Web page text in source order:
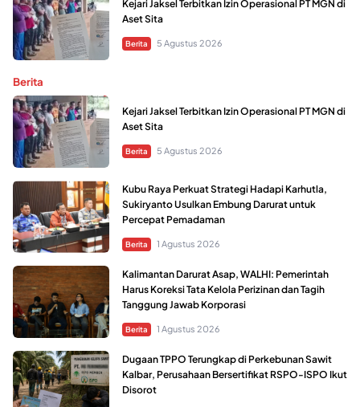
Kejari Jaksel Terbitkan Izin Operasional PT MGN di
Aset Sita
Berita 5 Agustus 2026
Berita
Kejari Jaksel Terbitkan Izin Operasional PT MGN di
Aset Sita
Berita 5 Agustus 2026
Kubu Raya Perkuat Strategi Hadapi Karhutla,
Sukiryanto Usulkan Embung Darurat untuk
Percepat Pemadaman
Berita 1 Agustus 2026
Kalimantan Darurat Asap, WALHI: Pemerintah
Harus Koreksi Tata Kelola Perizinan dan Tagih
Tanggung Jawab Korporasi
Berita 1 Agustus 2026
Dugaan TPPO Terungkap di Perkebunan Sawit
Kalbar, Perusahaan Bersertifikat RSPO-ISPO Ikut
Disorot